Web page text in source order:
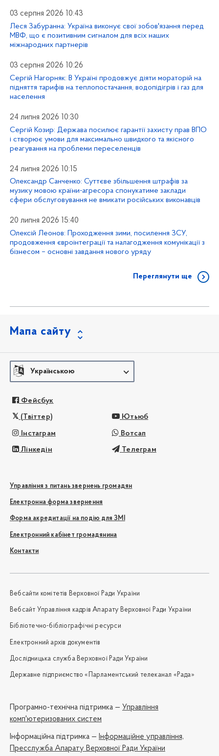
03 серпня 2026 10:43
Леся Забуранна: Україна виконує свої зобов'язання перед
МВФ, що є позитивним сигналом для всіх наших
міжнародних партнерів
03 серпня 2026 10:26
Сергій Нагорняк: В Україні продовжує діяти мораторій на
підняття тарифів на теплопостачання, водопідігрів і газ для
населення
24 липня 2026 10:30
Сергій Козир: Держава посилює гарантії захисту прав ВПО
і створює умови для максимально швидкого та якісного
реагування на проблеми переселенців
24 липня 2026 10:15
Олександр Санченко: Суттєве збільшення штрафів за
музику мовою країни-агресора спонукатиме заклади
сфери обслуговування не вмикати російських виконавців
20 липня 2026 15:40
Олексій Леонов: Проходження зими, посилення ЗСУ,
продовження євроінтеграції та налагодження комунікації з
бізнесом – основні завдання нового уряду
Переглянути ще
Мапа сайту
Українською
Фейсбук
(Твіттер) Ютьюб
Інстаграм Вотсап
Лінкедін Телеграм
Управління з питань звернень громадян
Електронна форма звернення
Форма акредитації на подію для ЗМІ
Електронний кабінет громадянина
Контакти
Вебсайти комітетів Верховної Ради України
Вебсайт Управління кадрів Апарату Верховної Ради України
Бібліотечно-бібліографічні ресурси
Електронний архів документів
Дослідницька служба Верховної Ради України
Державне підприємство «Парламентський телеканал «Рада»
Програмно-технічна підтримка — Управління
комп'ютеризованих систем
Iнформаційна підтримка — Інформаційне управління,
Пресслужба Апарату Верховної Ради України